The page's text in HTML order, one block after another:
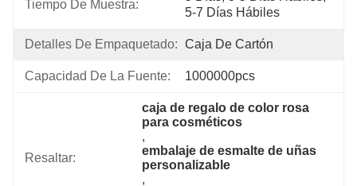
Tiempo De Muestra:
5-7 Días Hábiles
Detalles De Empaquetado: Caja De Cartón
Capacidad De La Fuente: 1000000pcs
Resaltar:
caja de regalo de color rosa
para cosméticos
,
embalaje de esmalte de uñas
personalizable
,